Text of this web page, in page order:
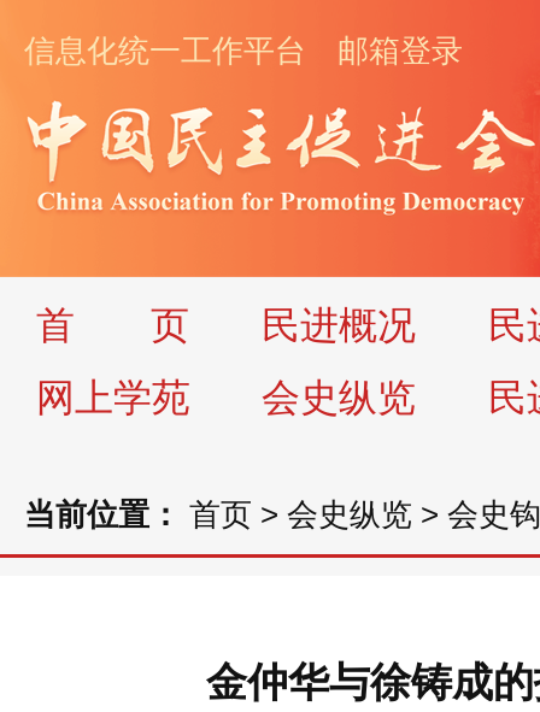
信息化统一工作平台 邮箱登录
首 页 民进概况
民
网上学苑
会史纵览 民
当前位置： 首页 > 会史纵览 > 会史
金仲华与徐铸成